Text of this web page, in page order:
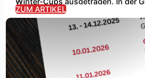
pielten die 12 Mannschaften,
uppen, um den Einzug in die
runde wurde in zwei Halbfinal-
ZUM ARTIKEL